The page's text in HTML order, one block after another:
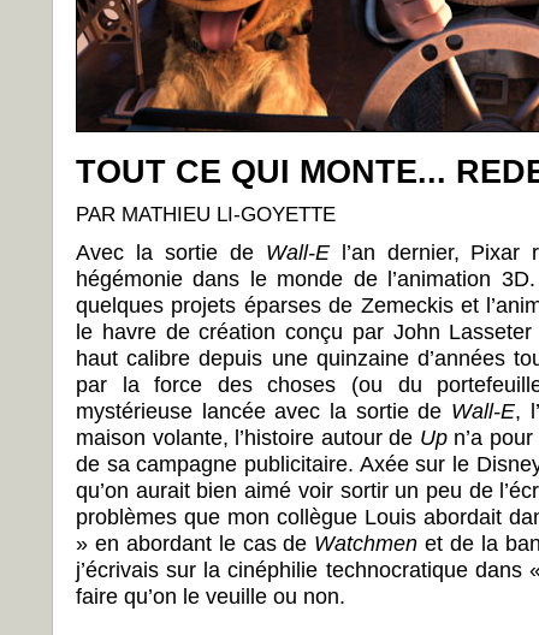
TOUT CE QUI MONTE...
PAR MATHIEU LI-GOYETTE
Avec la sortie de Wall-El’an dernier, Pixar
hégémonie dans le monde de l’animation
quelques projets éparses de Zemeckis et
le havre de création conçu par John
haut calibre depuis une quinzaine d’années
par la force des choses (ou du
mystérieuse lancée avec la sortie de Wall-E,
maison volante, l’histoire autour de Upn’a
de sa campagne publicitaire. Axée sur le
qu’on aurait bien aimé voir sortir un peu de
problèmes que mon collègue Louis abordait
» en abordant le cas de Watchmen et de la
j’écrivais sur la cinéphilie technocratique dans
faire qu’on le veuille ou non.